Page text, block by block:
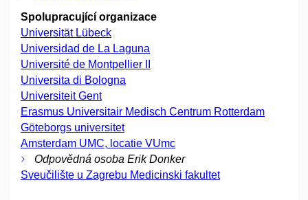
Spolupracující organizace
Universität Lübeck
Universidad de La Laguna
Université de Montpellier II
Universita di Bologna
Universiteit Gent
Erasmus Universitair Medisch Centrum Rotterdam
Göteborgs universitet
Amsterdam UMC, locatie VUmc
Odpovědná osoba Erik Donker
Sveučilište u Zagrebu Medicinski fakultet